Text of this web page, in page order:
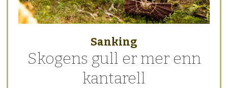
Sanking
Skogens gull er mer enn
kantarell